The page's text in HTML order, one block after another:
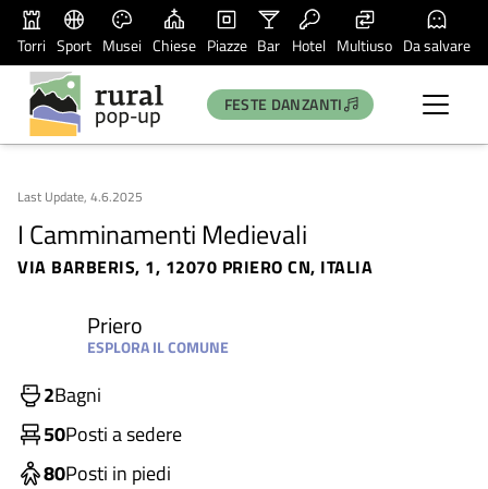
Torri Sport Musei Chiese Piazze Bar Hotel Multiuso Da salvare
FESTE DANZANTI
Last Update, 4.6.2025
I Camminamenti Medievali
VIA BARBERIS, 1, 12070 PRIERO CN, ITALIA
Priero
ESPLORA IL COMUNE
2Bagni
50Posti a sedere
80Posti in piedi